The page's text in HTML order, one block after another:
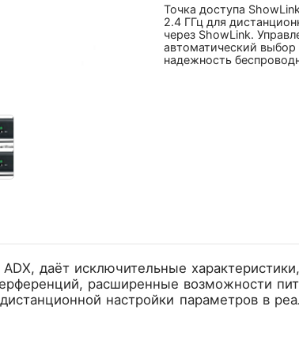
Точка доступа
2.4 ГГц для
через ShowLink.
автоматический
надежность
даёт исключительные
расширенные возможности
настройки параметров в